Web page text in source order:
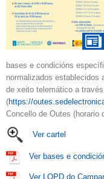
bases e condicións
normalizados establecidos
de xeito telemático a
(https://
Concello de Outes (horario
Ver cartel
Ver bases e
Ver LOPD do